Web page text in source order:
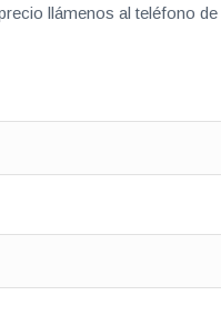
llámenos al teléfono